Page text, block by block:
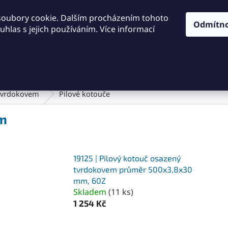
cookie. Dalším procházením tohoto
s jejich používáním. Více informací
Pilové kotouče
19125 | Pilový kotouč osazený
tvrdokovem průměr 500x3,8x30
mm, 60Z
Skladem(11 ks)
1 254 Kč